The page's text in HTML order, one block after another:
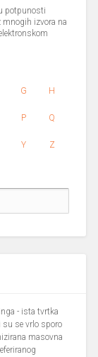
potpunosti
mnogih izvora na
G H
P Q
Y Z
- ista tvrtka
su se vrlo sporo
masovna